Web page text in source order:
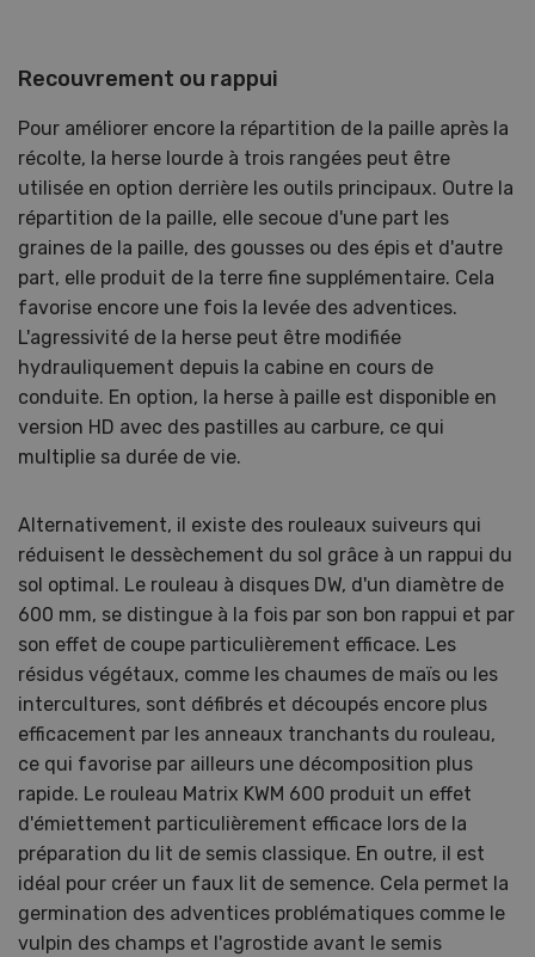
Recouvrement ou rappui
Pour améliorer encore la répartition de la paille après la
récolte, la herse lourde à trois rangées peut être
utilisée en option derrière les outils principaux. Outre la
répartition de la paille, elle secoue d'une part les
graines de la paille, des gousses ou des épis et d'autre
part, elle produit de la terre fine supplémentaire. Cela
favorise encore une fois la levée des adventices.
L'agressivité de la herse peut être modifiée
hydrauliquement depuis la cabine en cours de
conduite. En option, la herse à paille est disponible en
version HD avec des pastilles au carbure, ce qui
multiplie sa durée de vie.
Alternativement, il existe des rouleaux suiveurs qui
réduisent le dessèchement du sol grâce à un rappui du
sol optimal. Le rouleau à disques DW, d'un diamètre de
600 mm, se distingue à la fois par son bon rappui et par
son effet de coupe particulièrement efficace. Les
résidus végétaux, comme les chaumes de maïs ou les
intercultures, sont défibrés et découpés encore plus
efficacement par les anneaux tranchants du rouleau,
ce qui favorise par ailleurs une décomposition plus
rapide. Le rouleau Matrix KWM 600 produit un effet
d'émiettement particulièrement efficace lors de la
préparation du lit de semis classique. En outre, il est
idéal pour créer un faux lit de semence. Cela permet la
germination des adventices problématiques comme le
vulpin des champs et l'agrostide avant le semis